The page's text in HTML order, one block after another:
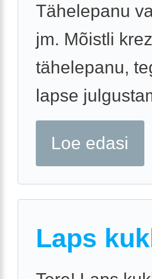
Tähelepanu
jm. Mõistli
tähelepanu,
lapse
Loe edasi
Laps